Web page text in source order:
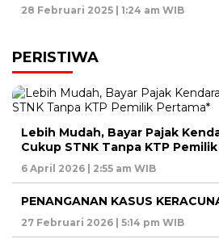
28 Februari 2025 | 1:24 am WIB
PERISTIWA
Lebih Mudah, Bayar Pajak
Cukup STNK Tanpa KTP
6 April 2026 | 2:55 am WIB
PENANGANAN KASUS
27 Februari 2026 | 5:14 pm WIB